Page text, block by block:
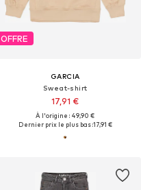
OFFRE
GARCIA
Sweat-shirt
17,91 €
À l'origine : 49,90 €
Dernier prix le plus bas :17,91 €